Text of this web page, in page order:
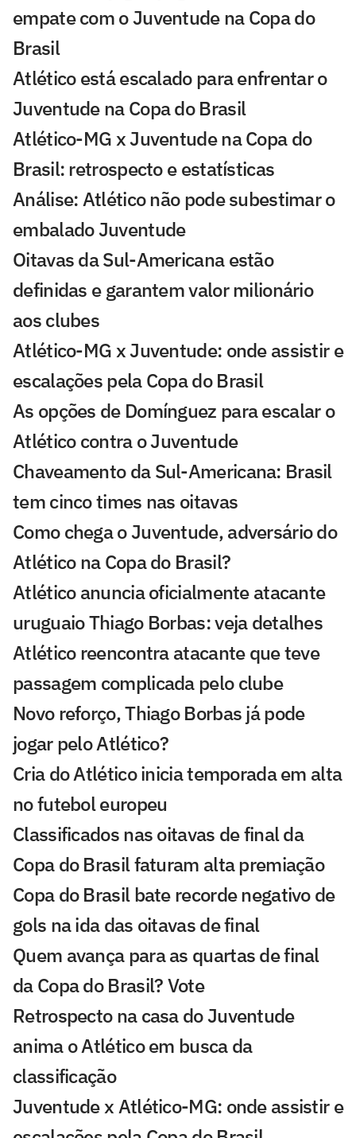
empate com o Juventude na Copa do
Brasil
Atlético está escalado para enfrentar o
Juventude na Copa do Brasil
Atlético-MG x Juventude na Copa do
Brasil: retrospecto e estatísticas
Análise: Atlético não pode subestimar o
embalado Juventude
Oitavas da Sul-Americana estão
definidas e garantem valor milionário
aos clubes
Atlético-MG x Juventude: onde assistir e
escalações pela Copa do Brasil
As opções de Domínguez para escalar o
Atlético contra o Juventude
Chaveamento da Sul-Americana: Brasil
tem cinco times nas oitavas
Como chega o Juventude, adversário do
Atlético na Copa do Brasil?
Atlético anuncia oficialmente atacante
uruguaio Thiago Borbas: veja detalhes
Atlético reencontra atacante que teve
passagem complicada pelo clube
Novo reforço, Thiago Borbas já pode
jogar pelo Atlético?
Cria do Atlético inicia temporada em alta
no futebol europeu
Classificados nas oitavas de final da
Copa do Brasil faturam alta premiação
Copa do Brasil bate recorde negativo de
gols na ida das oitavas de final
Quem avança para as quartas de final
da Copa do Brasil? Vote
Retrospecto na casa do Juventude
anima o Atlético em busca da
classificação
Juventude x Atlético-MG: onde assistir e